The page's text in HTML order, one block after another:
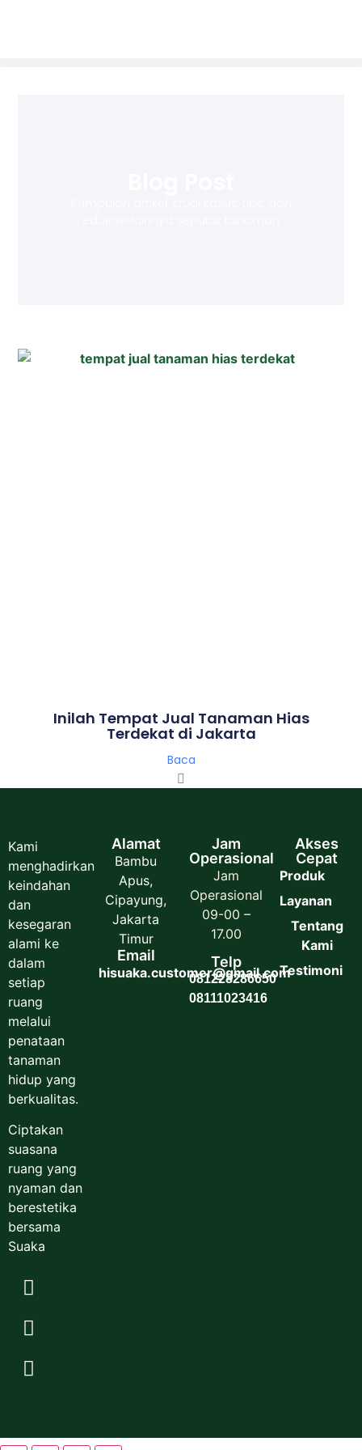
Inilah Tempat Jual Tanaman Hias
Terdekat di Jakarta
Baca
Kami
menghadirkan
keindahan
dan
kesegaran
alami ke
dalam
setiap
ruang
melalui
penataan
tanaman
hidup yang
berkualitas.
Ciptakan
suasana
ruang yang
nyaman dan
berestetika
bersama
Suaka
Alamat
Bambu
Apus,
Cipayung,
Jakarta
Timur
Email
hisuaka.customer@gmail.com
Jam
Operasional
Jam
Operasional
09-00 –
17.00
Telp
081228286650
08111023416
Akses
Cepat
Produk
Layanan
Tentang
Kami
Testimoni